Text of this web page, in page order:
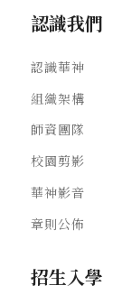
認識我們
認識華神
組織架構
師資團隊
校園剪影
華神影音
章則公佈
招生入學